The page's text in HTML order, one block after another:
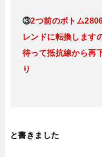
③2つ前のボトム
レンドに転換します
待って抵抗線から再
り
と書きました